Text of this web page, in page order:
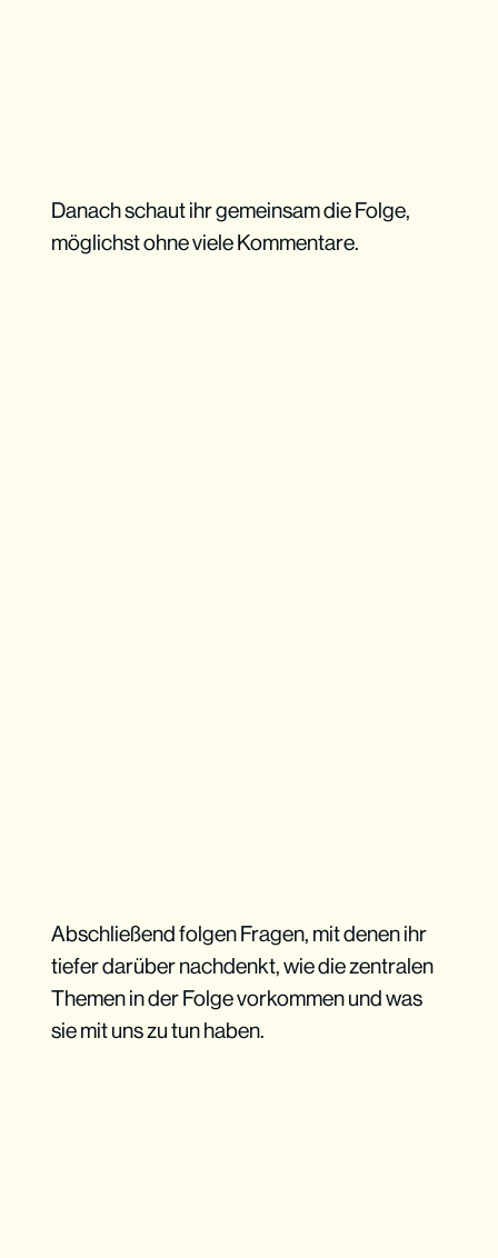
Danach schaut ihr gemeinsam die Folge,
möglichst ohne viele Kommentare.
Abschließend folgen Fragen, mit denen ihr
tiefer darüber nachdenkt, wie die zentralen
Themen in der Folge vorkommen und was
sie mit uns zu tun haben.